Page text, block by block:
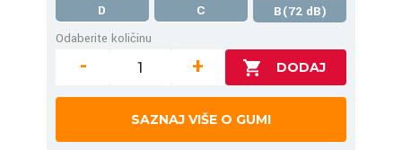
D C
B(72 dB)
Odaberite količinu
- +
SAZNAJ VIŠE O GUMI